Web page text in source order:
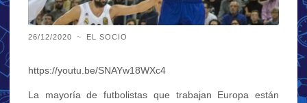
26/12/2020 ~ EL SOCIO
https://youtu.be/SNAYw18WXc4
La mayoría de futbolistas que trabajan Europa están